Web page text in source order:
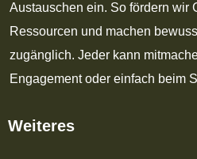
Austauschen ein. So fördern wir
Ressourcen und machen
zugänglich. Jeder kann
Engagement oder einfach beim
Weiteres